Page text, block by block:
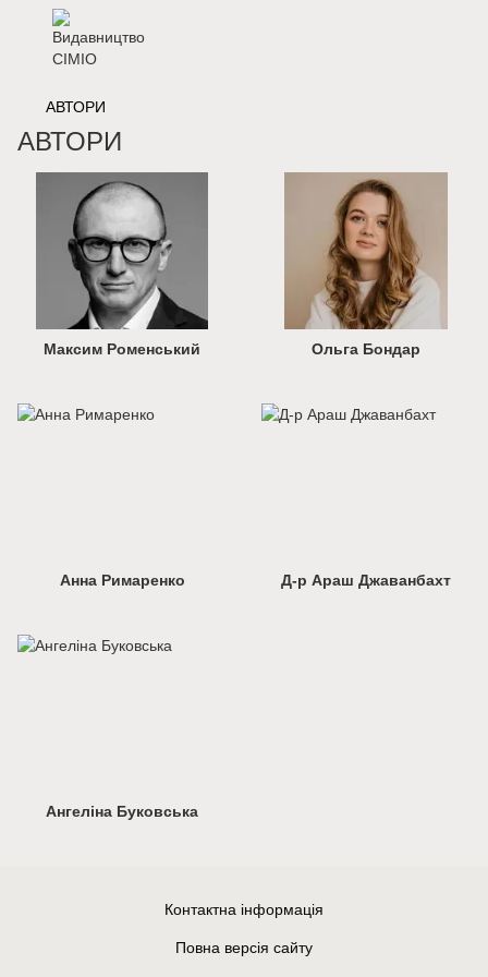
АВТОРИ
АВТОРИ
Максим Роменський Ольга Бондар
Анна Римаренко Д-р Араш Джаванбахт
Ангеліна Буковська
Контактна інформація
Повна версія сайту